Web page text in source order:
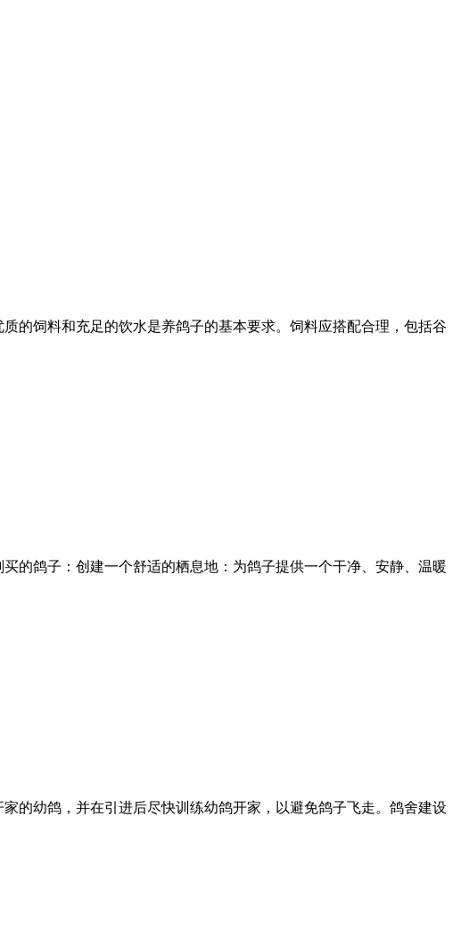
的饲料和充足的饮水是养鸽子的基本要求。饲料应搭配合理，包括谷
的鸽子：创建一个舒适的栖息地：为鸽子提供一个干净、安静、温暖
的幼鸽，并在引进后尽快训练幼鸽开家，以避免鸽子飞走。鸽舍建设